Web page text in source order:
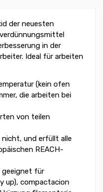
der neuesten
in der
Ideal für arbeiten
(kein ofen
die arbeiten bei
von teilen
nicht, und erfüllt alle
REACH-
geeignet für
up), compactacion